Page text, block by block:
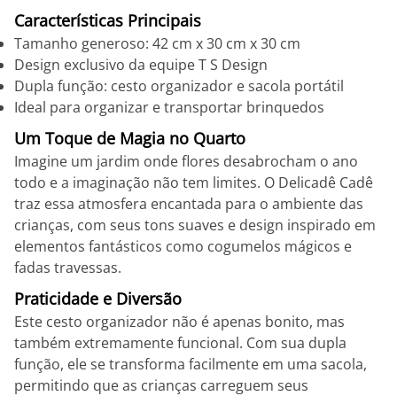
Características Principais
Tamanho generoso: 42 cm x 30 cm x 30 cm
Design exclusivo da equipe T S Design
Dupla função: cesto organizador e sacola portátil
Ideal para organizar e transportar brinquedos
Um Toque de Magia no Quarto
Imagine um jardim onde flores desabrocham o ano
todo e a imaginação não tem limites. O Delicadê Cadê
traz essa atmosfera encantada para o ambiente das
crianças, com seus tons suaves e design inspirado em
elementos fantásticos como cogumelos mágicos e
fadas travessas.
Praticidade e Diversão
Este cesto organizador não é apenas bonito, mas
também extremamente funcional. Com sua dupla
função, ele se transforma facilmente em uma sacola,
permitindo que as crianças carreguem seus